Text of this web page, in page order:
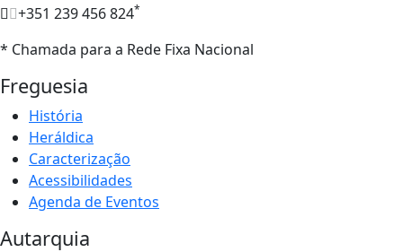
+351 239 456 824*
* Chamada para a Rede Fixa Nacional
Freguesia
História
Heráldica
Caracterização
Acessibilidades
Agenda de Eventos
Autarquia